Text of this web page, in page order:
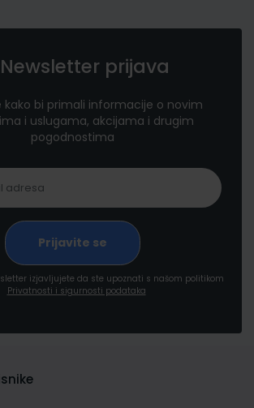
Newsletter prijava
kako bi primali informacije o novim
i uslugama, akcijama i drugim
pogodnostima
izjavljujete da ste upoznati s našom politikom
Privatnosti i sigurnosti podataka